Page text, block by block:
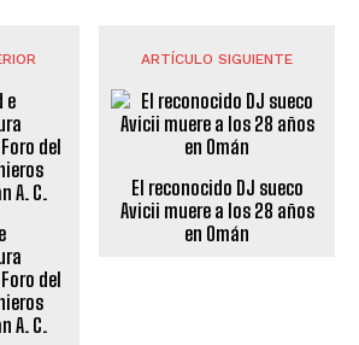
del
A. C.
ARTÍCULO SIGUIENTE
El reconocido DJ sueco
Avicii muere a los 28 años
en Omán